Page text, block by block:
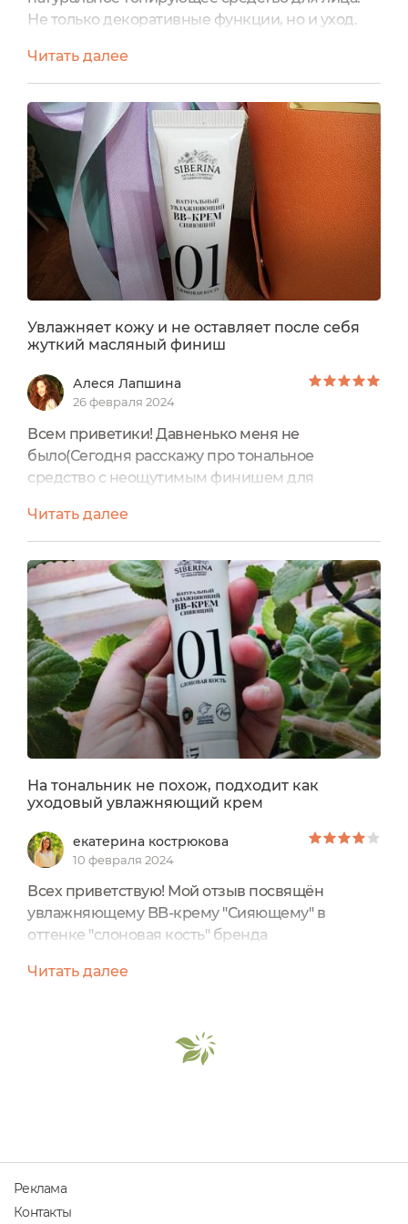
Не только декоративные функции, но и уход.
уходовые масла, как масло ши и масло
виноградной косточки. У витамина Е есть
антиоксидантный эффект. Благодаря
отсутствию силиконов крем не забивает поры,
не вызывает воспаления. Он отлично
адаптируется к тону кожи. Мой оттенок
называется...
Читать далее
Увлажняет кожу и не оставляет после себя
жуткий масляный финиш
Алеся Лапшина
26 февраля 2024
Всем приветики! Давненько меня не
было(Сегодня расскажу про тональное
средство с неощутимым финишем для
ВВ-крем представлен в тубе объемом 30 мл с
обычной винтовой крышкой. Текстура и
ароматСредство имеет легкую кремовую
текстуру цвета слоновой кости, которая
отлично впитывается без ощущения жирности
и не забивает поры. Аромат у крема нежный
косметический,...
Читать далее
На тональник не похож, подходит как
уходовый увлажняющий крем
екатерина кострюкова
10 февраля 2024
Всех приветствую! Мой отзыв посвящён
увлажняющему BB-крему "Сияющему" в
оттенке "слоновая кость" бренда
рублейОбъем: 30 млПроизводитель:
Оформление приятное.Была защита от
вскрытия в виде наклейки.СОСТАВ:Aqua (вода
Читать далее
Реклама
Контакты